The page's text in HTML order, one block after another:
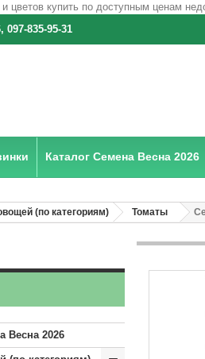
097-835-95-31
Каталог Семена Весна 2026
(по категориям) Томаты
Весна 2026